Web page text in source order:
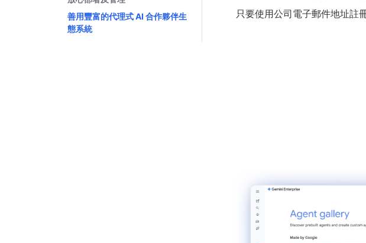
善用豐富的代理式 AI 合作夥伴生
態系統
只要使用公司電子郵件地址註